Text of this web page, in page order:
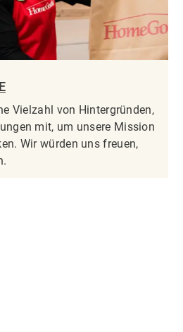
Vielzahl von Hintergründen,
mit, um unsere Mission
Wir würden uns freuen,